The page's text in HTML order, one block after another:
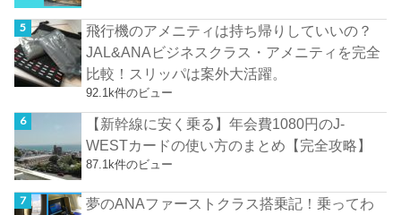
飛行機のアメニティは持ち帰りしていいの？
JAL&ANAビジネスクラス・アメニティを完全
比較！スリッパは案外大活躍。
92.1k件のビュー
【新幹線に安く乗る】年会費1080円のJ-
WESTカードの使い方のまとめ【完全攻略】
87.1k件のビュー
夢のANAファーストクラス搭乗記！乗ってわ